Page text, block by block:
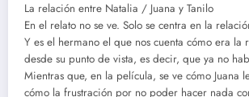
La relación entre Natalia / Juana y Tanilo
En el relato no se ve. Solo se centra en la
Y es el hermano el que nos cuenta cómo era la
desde su punto de vista, es decir, que ya no
Mientras que, en la película, se ve cómo Juana
cómo la frustración por no poder hacer nada